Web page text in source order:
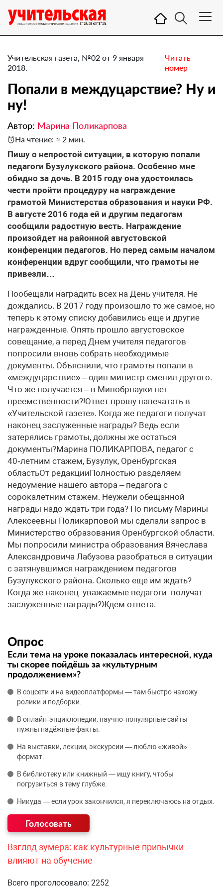
Учительская газета, №02 от 9 января
2018.
Читать
номер
Попали в междуцарствие? ​Ну и
ну!
Автор: Марина Поликарпова
На чтение: ≈ 2 мин.
Пишу о непростой ситуации, в которую попали
педагоги Бузулукского района. Особенно мне
обидно за дочь. В 2015 году она удостоилась
чести пройти процедуру на награждение
грамотой Министерства образования и науки РФ.
В августе 2016 года ей и другим педагогам
сообщили радостную весть. Награждение
произойдет на районной августовской
конференции педагогов. Но перед самым началом
конференции вдруг сообщили, что грамоты не
привезли…
Пообещали наградить всех на День учителя. Не
дождались. В 2017 году произошло то же самое, но
теперь к этому списку добавились еще и другие
награжденные. Опять прошло августовское
совещание, а перед Днем учителя педагогов
попросили вновь собрать необходимые
документы. Объяснили, что грамоты попали в
«междуцарствие» – один министр сменил другого.
Что же получается – в Минобрнауки нет
преемственности?!Ответ прошу напечатать в
«Учительской газете». Когда же педагоги получат
наконец заслуженные награды? Ведь если
затерялись грамоты, должны же остаться
документы?Марина ПОЛИКАРПОВА, педагог с
40‑летним стажем, Бузулук, Оренбургская
областьОт редакцииПолностью разделяем
недоумение нашего автора – педагога с
сорокалетним стажем. Неужели обещанной
награды надо ждать три года? По письму Марины
Алексеевны Поликарповой мы сделали запрос в
Министерство образования Оренбургской области.
Мы попросили министра образования Вячеслава
Александровича Лабузова разобраться в ситуации
с затянувшимся награждением педагогов
Бузулукского района. Сколько еще им ждать?
Когда же наконец уважаемые педагоги получат
заслуженные награды?Ждем ответа.
Опрос
Если тема на уроке показалась интересной, куда
ты скорее пойдёшь за «культурным
продолжением»?
В соцсети и на видеоплатформы — там быстро нахожу
ролики и подборки.
В онлайн‑энциклопедии, научно‑популярные сайты —
нужны надёжные факты.
На выставки, лекции, экскурсии — люблю «живой»
формат.
В библиотеку или книжный — ищу книгу, чтобы
погрузиться в тему глубже.
Никуда — если урок закончился, я переключаюсь на отдых.
Взгляд зумера: как культурные привычки
влияют на обучение
Всего проголосовало: 2252